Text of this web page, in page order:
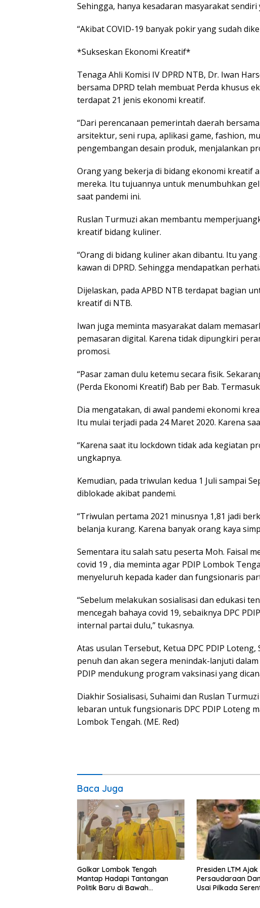
Sehingga, hanya kesadaran masyarakat sendiri
“Akibat COVID-19 banyak pokir yang sudah
*Sukseskan Ekonomi Kreatif*
Tenaga Ahli Komisi IV DPRD NTB, Dr. Iwan
bersama DPRD telah membuat Perda khusus
terdapat 21 jenis ekonomi kreatif.
“Dari perencanaan pemerintah daerah
arsitektur, seni rupa, aplikasi game, fashion,
pengembangan desain produk, menjalankan
Orang yang bekerja di bidang ekonomi kreatif
mereka. Itu tujuannya untuk menumbuhkan
saat pandemi ini.
Ruslan Turmuzi akan membantu
kreatif bidang kuliner.
“Orang di bidang kuliner akan dibantu. Itu
kawan di DPRD. Sehingga mendapatkan
Dijelaskan, pada APBD NTB terdapat bagian
kreatif di NTB.
Iwan juga meminta masyarakat dalam
pemasaran digital. Karena tidak dipungkiri
promosi.
“Pasar zaman dulu ketemu secara fisik.
(Perda Ekonomi Kreatif) Bab per Bab.
Dia mengatakan, di awal pandemi ekonomi
Itu mulai terjadi pada 24 Maret 2020. Karena
“Karena saat itu lockdown tidak ada kegiatan
ungkapnya.
Kemudian, pada triwulan kedua 1 Juli sampai
diblokade akibat pandemi.
“Triwulan pertama 2021 minusnya 1,81 jadi
belanja kurang. Karena banyak orang kaya
Sementara itu salah satu peserta Moh. Faisal
covid 19 , dia meminta agar PDIP Lombok
menyeluruh kepada kader dan fungsionaris
“Sebelum melakukan sosialisasi dan edukasi
mencegah bahaya covid 19, sebaiknya DPC
internal partai dulu,” tukasnya.
Atas usulan Tersebut, Ketua DPC PDIP
penuh dan akan segera menindak-lanjuti
PDIP mendukung program vaksinasi yang
Diakhir Sosialisasi, Suhaimi dan Ruslan
lebaran untuk fungsionaris DPC PDIP Loteng
Lombok Tengah. (ME. Red)
Baca Juga
Golkar Lombok Tengah
Mantap Hadapi Tantangan
Politik Baru di Bawah
Presiden LTM
Persaudaraan
Usai Pilkada